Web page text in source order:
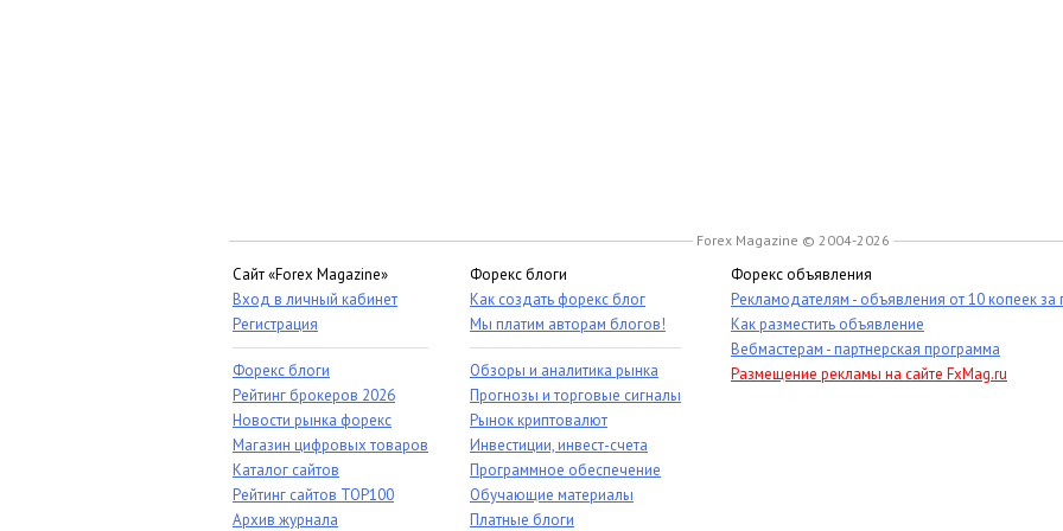
Forex Magazine © 2004-2026
Сайт «Forex Magazine»
Вход в личный кабинет
Регистрация
Форекс блоги
Рейтинг брокеров 2026
Новости рынка форекс
Магазин цифровых товаров
Каталог сайтов
Рейтинг сайтов TOP100
Архив журнала
Форекс блоги
Как создать форекс блог
Мы платим авторам блогов!
Обзоры и аналитика рынка
Прогнозы и торговые сигналы
Рынок криптовалют
Инвестиции, инвест-счета
Программное обеспечение
Обучающие материалы
Платные блоги
Форекс объявления
Рекламодателям - объявления от 10 копеек за
Как разместить объявление
Вебмастерам - партнерская программа
Размещение рекламы на сайте FxMag.ru